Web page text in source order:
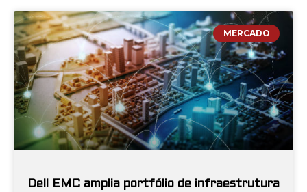
MERCADO
Dell EMC amplia portfólio de infraestrutura